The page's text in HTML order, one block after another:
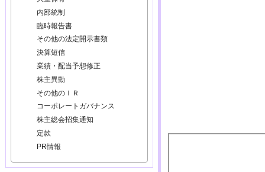
内部統制
臨時報告書
その他の法定開示書類
決算短信
業績・配当予想修正
株主異動
その他のＩＲ
コーポレートガバナンス
株主総会招集通知
定款
PR情報